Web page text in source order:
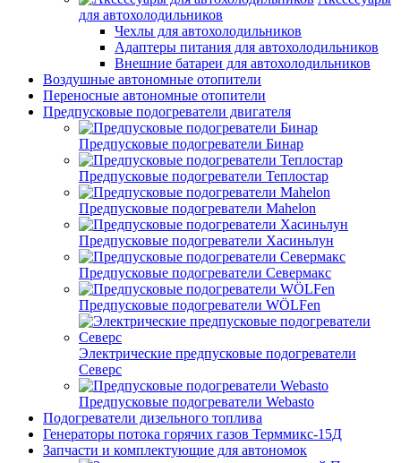
для автохолодильников
Чехлы для автохолодильников
Адаптеры питания для автохолодильников
Внешние батареи для автохолодильников
Воздушные автономные отопители
Переносные автономные отопители
Предпусковые подогреватели двигателя
Предпусковые подогреватели Бинар
Предпусковые подогреватели Теплостар
Предпусковые подогреватели Mahelon
Предпусковые подогреватели Хасиньлун
Предпусковые подогреватели Севермакс
Предпусковые подогреватели WÖLFen
Электрические предпусковые подогреватели
Северс
Предпусковые подогреватели Webasto
Подогреватели дизельного топлива
Генераторы потока горячих газов Терммикс-15Д
Запчасти и комплектующие для автономок